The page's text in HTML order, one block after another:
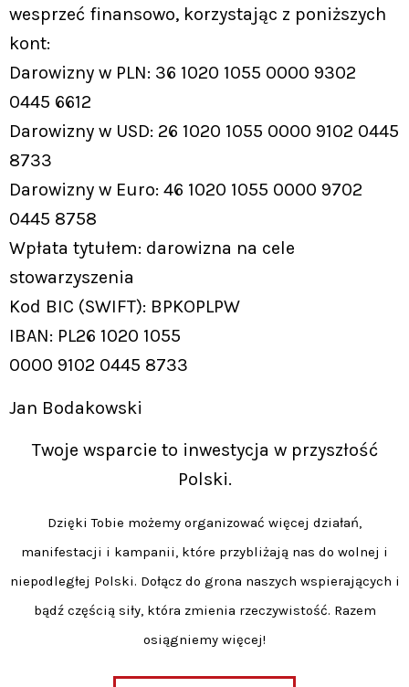
wesprzeć finansowo, korzystając z poniższych
kont:
Darowizny w PLN: 36 1020 1055 0000 9302
0445 6612
Darowizny w USD: 26 1020 1055 0000 9102 0445
8733
Darowizny w Euro: 46 1020 1055 0000 9702
0445 8758
Wpłata tytułem: darowizna na cele
stowarzyszenia
Kod BIC (SWIFT): BPKOPLPW
IBAN: PL26 1020 1055
0000 9102 0445 8733
Jan Bodakowski
Twoje wsparcie to inwestycja w przyszłość
Polski.
Dzięki Tobie możemy organizować więcej działań,
manifestacji i kampanii, które przybliżają nas do wolnej i
niepodległej Polski. Dołącz do grona naszych wspierających i
bądź częścią siły, która zmienia rzeczywistość. Razem
osiągniemy więcej!